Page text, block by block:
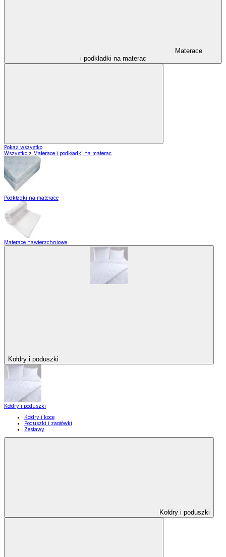
Materace
i podkładki na materac
Pokaż wszystko
Wszystko z Materace i podkładki na materac
Podkładki na materace
Materace nawierzchniowe
Kołdry i poduszki
Kołdry i poduszki
Kołdry i koce
Poduszki i zagłówki
Zestawy
Kołdry i poduszki